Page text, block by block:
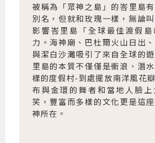
被稱為「眾神之島」的峇里島
別名，但就和玫瑰一樣，無論
影響峇里島「全球最佳渡假
力。海神廟、巴杜爾火山日出
與潔白沙灘吸引了來自全球的
里島的本質不僅僅是衝浪、潛
樣的度假村-到處擺放南洋風花
布與金環的舞者和當地人臉
笑，豐富而多樣的文化更是這
神所在。